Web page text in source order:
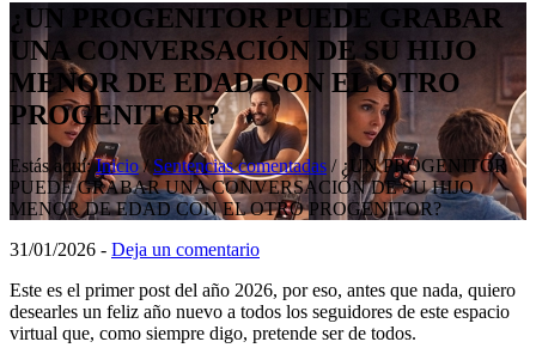
¿UN PROGENITOR PUEDE GRABAR
UNA CONVERSACIÓN DE SU HIJO
MENOR DE EDAD CON EL OTRO
PROGENITOR?
Estás aquí:Inicio / Sentencias comentadas /¿UN PROGENITOR
PUEDE GRABAR UNA CONVERSACIÓN DE SU HIJO
MENOR DE EDAD CON EL OTRO PROGENITOR?
31/01/2026 - Deja un comentario
Este es el primer post del año 2026, por eso, antes que nada, quiero
desearles un feliz año nuevo a todos los seguidores de este espacio
virtual que, como siempre digo, pretende ser de todos.